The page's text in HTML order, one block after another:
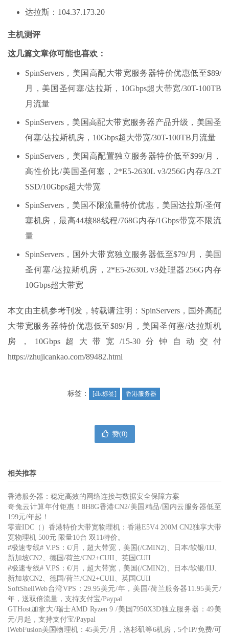
达拉斯：104.37.173.20
主机测评
这几篇文章你可能也喜欢：
SpinServers，美国高配大带宽服务器特价优惠低至$89/
月，美国圣何塞/达拉斯，10Gbps超大带宽/30T-100TB
月流量
SpinServers，美国高配大带宽服务器产品升级，美国圣
何塞/达拉斯机房，10Gbps超大带宽/30T-100TB月流量
SpinServers，美国高配置独立服务器特价低至$99/月，
高性价比/美国圣何塞，2*E5-2630L v3/256G内存/3.2T
SSD/10Gbps超大带宽
SpinServers，美国不限流量特价优惠，美国达拉斯/圣何
塞机房，最高44核88线程/768G内存/1Gbps带宽不限流
量
SpinServers，国外大带宽独立服务器低至$79/月，美国
圣何塞/达拉斯机房，2*E5-2630L v3处理器256G内存
10Gbps超大带宽
本文由主机参考刊发，转载请注明：SpinServers，国外高配
大带宽服务器特价优惠低至$89/月，美国圣何塞/达拉斯机
房，10Gbps超大带宽/15-30分钟自动交付
https://zhujicankao.com/89482.html
标签： [db:标签] 香港服务器
赞(0)
相关推荐
香港服务器：稳定高效的网络连接与数据安全保障方案
奇兔云计算年付钜惠！8H8G香港CN2/美国精品/国内云服务器低至
199元/年起！
零壹IDC（）香港特价大带宽物理机：香港E5V4 200M CN2独享大带
宽物理机 500元 限量10台 双11特价。
#极速专线# V.PS：€/月，超大带宽，美国(/CMIN2)、日本/软银/IIJ、
新加坡CN2、德国/荷兰/CN2+CUII、英国CUII
#极速专线# V.PS：€/月，超大带宽，美国(/CMIN2)、日本/软银/IIJ、
新加坡CN2、德国/荷兰/CN2+CUII、英国CUII
SoftShellWeb台湾VPS：29.95美元/年，美国/荷兰服务器11.95美元/
年，送双倍流量，支持支付宝/Paypal
GTHost加拿大/瑞士AMD Ryzen 9 /美国7950X3D独立服务器：49美
元/月起，支持支付宝/Paypal
iWebFusion美国物理机：45美元/月，洛杉矶等6机房，5个IP/免费/可